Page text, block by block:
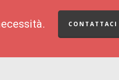
CONTATTACI